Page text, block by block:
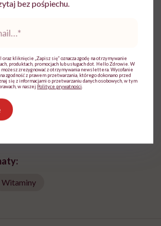
Gruszka
Redaktorka pisząca głównie o psychologii i
stricte medycznych
profil
Witaminy
bez pośpiechu.
kliknięcie „Zapisz się” oznacza zgodę na otrzymywanie
produktach, promocjach lub usługach dot. Hello Zdrowie. W
zrezygnować z otrzymywania newslettera. Wycofanie
zgodność z prawem przetwarzania, którego dokonano przed
się z informacjami o przetwarzaniu danych osobowych, w tym
w naszej Polityce prywatności